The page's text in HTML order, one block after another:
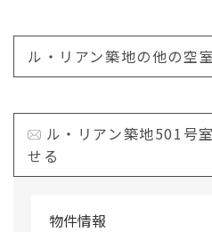
ル・リアン築地の他の空
ル・リアン築地501号
せる
物件情報